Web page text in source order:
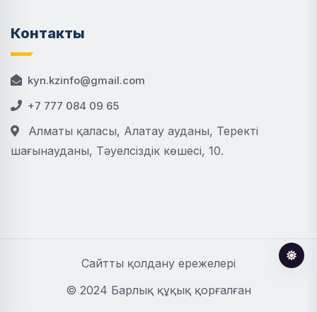
Контакты
kyn.kzinfo@gmail.com
+7 777 084 09 65
Алматы қаласы, Алатау ауданы, Теректі
шағынауданы, Тәуелсіздік көшесі, 10.
Сайтты қолдану ережелері
© 2024 Барлық құқық қорғалған